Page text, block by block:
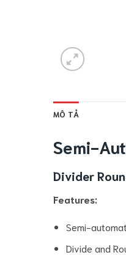
MÔ TẢ
Semi-
Divider
Features:
Semi-
Divide and